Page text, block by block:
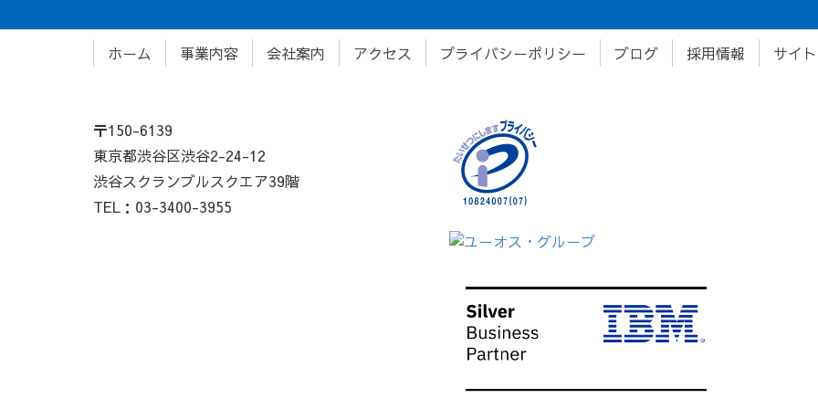
ホーム 事業内容 会社案内 アクセス プライバシーポリシー ブログ 採用情報 サイ
〒150-6139
東京都渋谷区渋谷2-24-12
渋谷スクランブルスクエア39階
TEL：03-3400-3955